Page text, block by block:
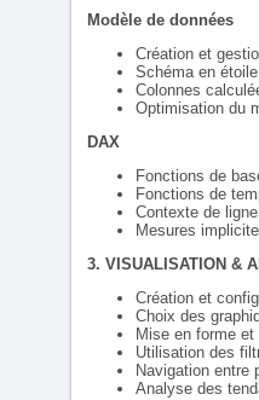
Modèle de données
Création et
Schéma en
Colonnes
Optimisation du
DAX
Fonctions de
Fonctions de
Contexte de
Mesures
3. VISUALISATION &
Création et
Choix des
Mise en forme
Utilisation des
Navigation entre
Analyse des